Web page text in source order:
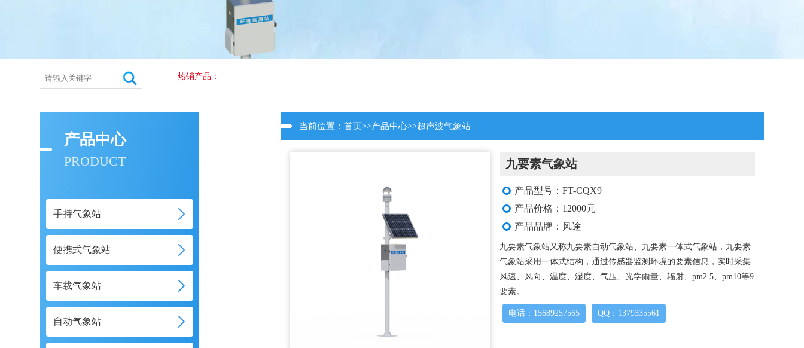
热销产品：
产品中心
PRODUCT
手持气象站
便携式气象站
车载气象站
自动气象站
当前位置：首页>>产品中心>>超声波气象站
九要素气象站
产品型号：FT-CQX9
产品价格：12000元
产品品牌：风途
九要素气象站又称九要素自动气象站、九要素一体式气象站，九要素
气象站采用一体式结构，通过传感器监测环境的要素信息，实时采集
风速、风向、温度、湿度、气压、光学雨量、辐射、pm2.5、pm10等9
要素。
电话：15689257565 QQ：1379335561